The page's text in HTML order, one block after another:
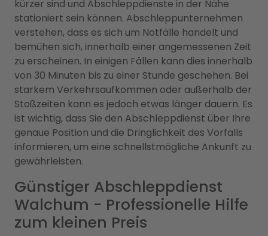
kürzer sind und Abschleppdienste in der Nähe
stationiert sein können. Abschleppunternehmen
verstehen, dass es sich um Notfälle handelt und
bemühen sich, innerhalb einer angemessenen Zeit
zu erscheinen. In einigen Fällen kann dies innerhalb
von 30 Minuten bis zu einer Stunde geschehen. Bei
starkem Verkehrsaufkommen oder außerhalb der
Stoßzeiten kann es jedoch etwas länger dauern. Es
ist wichtig, dass Sie den Abschleppdienst über Ihre
genaue Position und die Dringlichkeit des Vorfalls
informieren, um eine schnellstmögliche Ankunft zu
gewährleisten.
Günstiger Abschleppdienst
Walchum - Professionelle Hilfe
zum kleinen Preis